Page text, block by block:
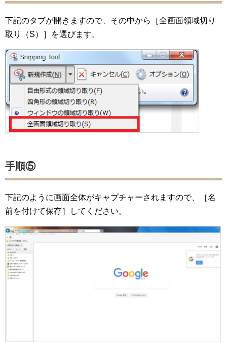
下記のタブが開きますので、その中から［全画面領域切り
取り（S）］を選びます。
手順⑤
下記のように画面全体がキャプチャーされますので、［名
前を付けて保存］してください。